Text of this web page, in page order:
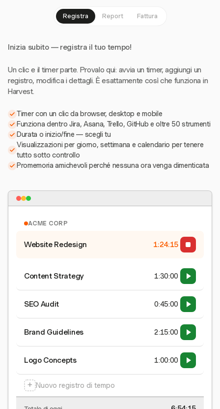
Registra Report Fattura
Inizia subito — registra il tuo tempo!
Un clic e il timer parte. Provalo qui: avvia un timer, aggiungi un
registro, modifica i dettagli. È esattamente così che funziona in
Harvest.
Timer con un clic da browser, desktop e mobile
Funziona dentro Jira, Asana, Trello, GitHub e oltre 50 strumenti
Durata o inizio/fine — scegli tu
Visualizzazioni per giorno, settimana e calendario per tenere
tutto sotto controllo
Promemoria amichevoli perché nessuna ora venga dimenticata
ACME CORP
Website Redesign 1:24:15
Content Strategy 1:30:00
SEO Audit 0:45:00
Brand Guidelines 2:15:00
Logo Concepts 1:00:00
+ Nuovo registro di tempo